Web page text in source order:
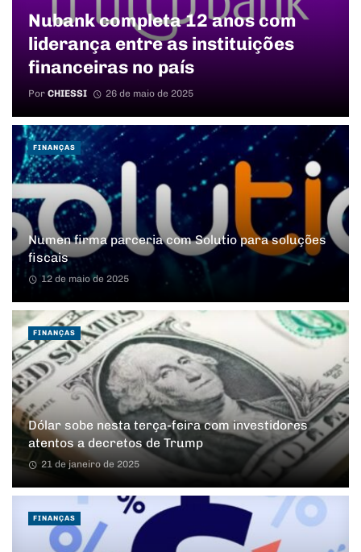
Nubank completa 12 anos com
liderança entre as instituições
financeiras no país
Por CHIESSI 26 de maio de 2025
Numen firma parceria com Solutio para soluções
fiscais
12 de maio de 2025
FINANÇAS
Dólar sobe nesta terça-feira com investidores
atentos a decretos de Trump
21 de janeiro de 2025
FINANÇAS
FINANÇAS